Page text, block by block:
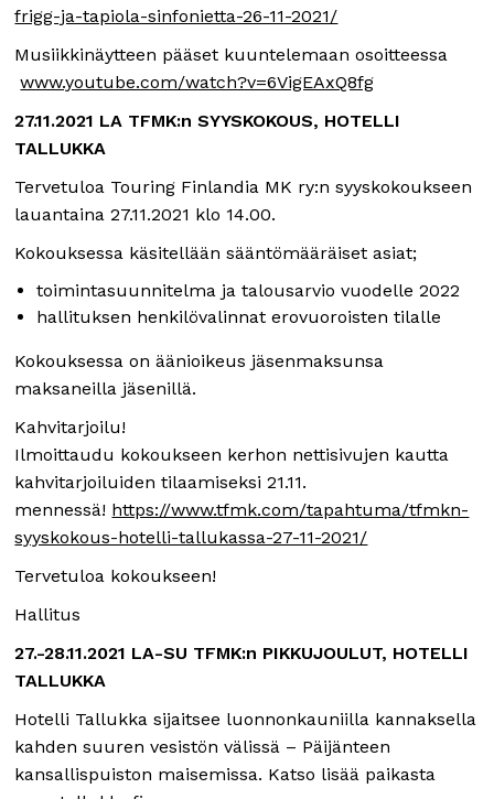
frigg-ja-tapiola-sinfonietta-26-11-2021/
Musiikkinäytteen pääset kuuntelemaan osoitteessa
www.youtube.com/watch?v=6VigEAxQ8fg
27.11.2021 LA TFMK:n SYYSKOKOUS, HOTELLI
TALLUKKA
Tervetuloa Touring Finlandia MK ry:n syyskokoukseen
lauantaina 27.11.2021 klo 14.00.
Kokouksessa käsitellään sääntömääräiset asiat;
toimintasuunnitelma ja talousarvio vuodelle 2022
hallituksen henkilövalinnat erovuoroisten tilalle
Kokouksessa on äänioikeus jäsenmaksunsa
maksaneilla jäsenillä.
Kahvitarjoilu!
Ilmoittaudu kokoukseen kerhon nettisivujen kautta
kahvitarjoiluiden tilaamiseksi 21.11.
mennessä! https://www.tfmk.com/tapahtuma/tfmkn-
syyskokous-hotelli-tallukassa-27-11-2021/
Tervetuloa kokoukseen!
Hallitus
27.-28.11.2021 LA-SU TFMK:n PIKKUJOULUT, HOTELLI
TALLUKKA
Hotelli Tallukka sijaitsee luonnonkauniilla kannaksella
kahden suuren vesistön välissä – Päijänteen
kansallispuiston maisemissa. Katso lisää paikasta